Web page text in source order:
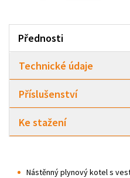
Přednosti
Technické údaje
Příslušenství
Ke stažení
Nástěnný plynový kotel s